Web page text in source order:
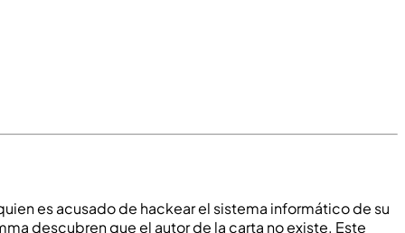
es acusado de hackear el sistema informático de su
descubren que el autor de la carta no existe. Este